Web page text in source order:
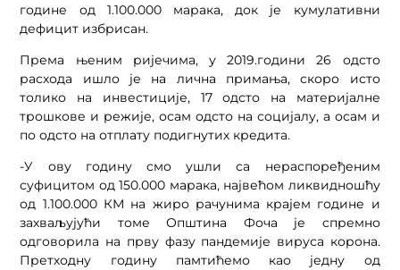
године од 1.100.000 марака, док је кумулативни
дефицит избрисан.
Према њеним ријечима, у 2019.години 26 одсто
расхода ишло је на лична примања, скоро исто
толико на инвестиције, 17 одсто на материјалне
трошкове и режије, осам одсто на социјалу, а осам и
по одсто на отплату подигнутих кредита.
-У ову годину смо ушли са нераспоређеним
суфицитом од 150.000 марака, највећом ликвидношћу
од 1.100.000 КМ на жиро рачунима крајем године и
захваљујући томе Општина Фоча је спремно
одговорила на прву фазу пандемије вируса корона.
Претходну годину памтићемо као једну од